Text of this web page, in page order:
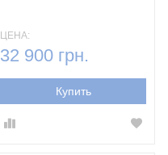
ЦЕНА:
32 900 грн.
Купить